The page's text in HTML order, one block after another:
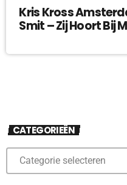
Kris Kross
Smit – Zij Hoort Bij
CATEGORIEËN